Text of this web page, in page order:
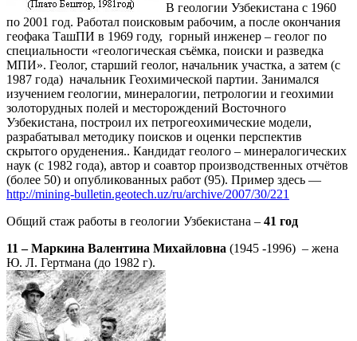
В геологии Узбекистана с 1960
по 2001 год. Работал поисковым рабочим, а после окончания
геофака ТашПИ в 1969 году, горный инженер – геолог по
специальности «геологическая съёмка, поиски и разведка
МПИ». Геолог, старший геолог, начальник участка, а затем (с
1987 года) начальник Геохимической партии. Занимался
изучением геологии, минералогии, петрологии и геохимии
золоторудных полей и месторождений Восточного
Узбекистана, построил их петрогеохимические модели,
разрабатывал методику поисков и оценки перспектив
скрытого оруденения.. Кандидат геолого – минералогических
наук (с 1982 года), автор и соавтор производственных отчётов
(более 50) и опубликованных работ (95). Пример здесь —
http://mining-bulletin.geotech.uz/ru/archive/2007/30/221
Общий стаж работы в геологии Узбекистана – 41 год
11 – Маркина Валентина Михайловна (1945 -1996) – жена
Ю. Л. Гертмана (до 1982 г).